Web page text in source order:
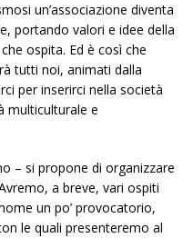
un’associazione diventa
portando valori e idee della
ospita. Ed è così che
tutti noi, animati dalla
per inserirci nella società
multiculturale e
– si propone di organizzare
a breve, vari ospiti
un po’ provocatorio,
le quali presenteremo al